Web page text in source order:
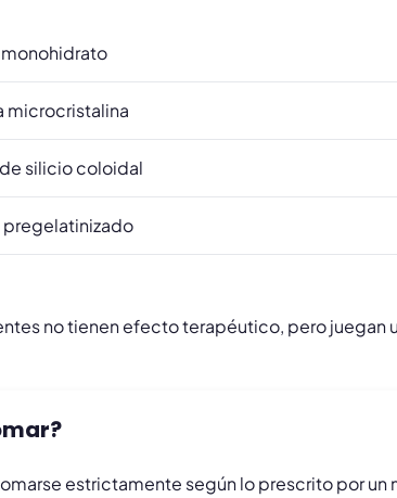
microcristalina
silicio coloidal
no tienen efecto terapéutico, pero
estrictamente según lo prescrito por